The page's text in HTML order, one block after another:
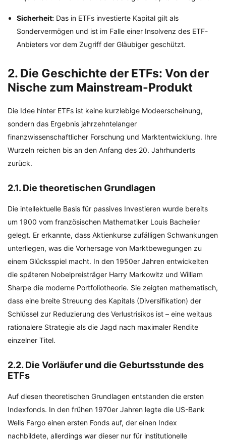
Sicherheit: Das in ETFs investierte Kapital gilt als
Sondervermögen und ist im Falle einer Insolvenz des ETF-
Anbieters vor dem Zugriff der Gläubiger geschützt.
2. Die Geschichte der ETFs: Von der
Nische zum Mainstream-Produkt
Die Idee hinter ETFs ist keine kurzlebige Modeerscheinung,
sondern das Ergebnis jahrzehntelanger
finanzwissenschaftlicher Forschung und Marktentwicklung. Ihre
Wurzeln reichen bis an den Anfang des 20. Jahrhunderts
zurück.
2.1. Die theoretischen Grundlagen
Die intellektuelle Basis für passives Investieren wurde bereits
um 1900 vom französischen Mathematiker Louis Bachelier
gelegt. Er erkannte, dass Aktienkurse zufälligen Schwankungen
unterliegen, was die Vorhersage von Marktbewegungen zu
einem Glücksspiel macht. In den 1950er Jahren entwickelten
die späteren Nobelpreisträger Harry Markowitz und William
Sharpe die moderne Portfoliotheorie. Sie zeigten mathematisch,
dass eine breite Streuung des Kapitals (Diversifikation) der
Schlüssel zur Reduzierung des Verlustrisikos ist – eine weitaus
rationalere Strategie als die Jagd nach maximaler Rendite
einzelner Titel.
2.2. Die Vorläufer und die Geburtsstunde des
ETFs
Auf diesen theoretischen Grundlagen entstanden die ersten
Indexfonds. In den frühen 1970er Jahren legte die US-Bank
Wells Fargo einen ersten Fonds auf, der einen Index
nachbildete, allerdings war dieser nur für institutionelle